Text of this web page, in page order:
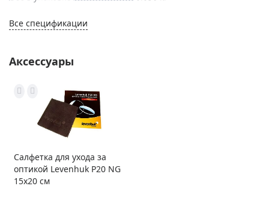
Все спецификации
Аксессуары
Салфетка для ухода за
оптикой Levenhuk P20 NG
15x20 см